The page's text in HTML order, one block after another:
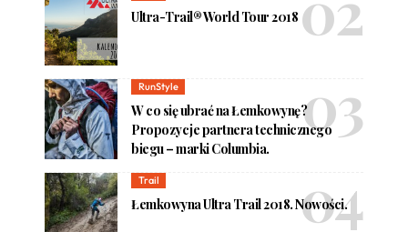
Ultra-Trail® World Tour 2018
RunStyle
W co się ubrać na Łemkowynę?
Propozycje partnera technicznego
biegu – marki Columbia.
Trail
Łemkowyna Ultra Trail 2018. Nowości.